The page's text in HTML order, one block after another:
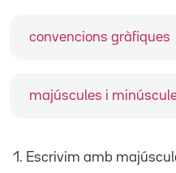
convencions gràfiques
majúscules i
1. Escrivim amb